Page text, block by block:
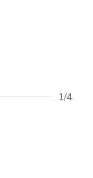
1/4